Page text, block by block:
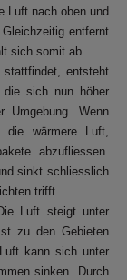
Luft nach oben und
entfernt
sich somit ab.
entsteht
die sich nun höher
Wenn
die wärmere Luft,
abzufliessen.
sinkt schliesslich
trifft.
Luft steigt unter
zu den Gebieten
kann sich unter
sinken. Durch